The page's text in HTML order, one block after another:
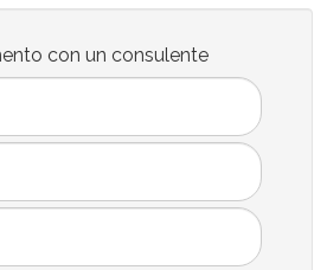
con un consulente